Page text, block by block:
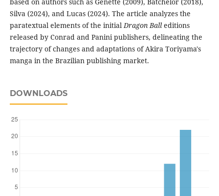
Silva (2024), and Lucas (2024). The article analyzes the
paratextual elements of the initial Dragon Balleditions
released by Conrad and Panini publishers, delineating the
trajectory of changes and adaptations of Akira Toriyama's
manga in the Brazilian publishing market.
DOWNLOADS